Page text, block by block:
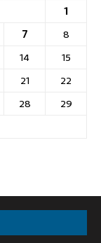
1
7
8
14
15
21
22
28
29